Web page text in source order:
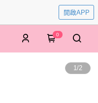
開啟APP
0
1/2